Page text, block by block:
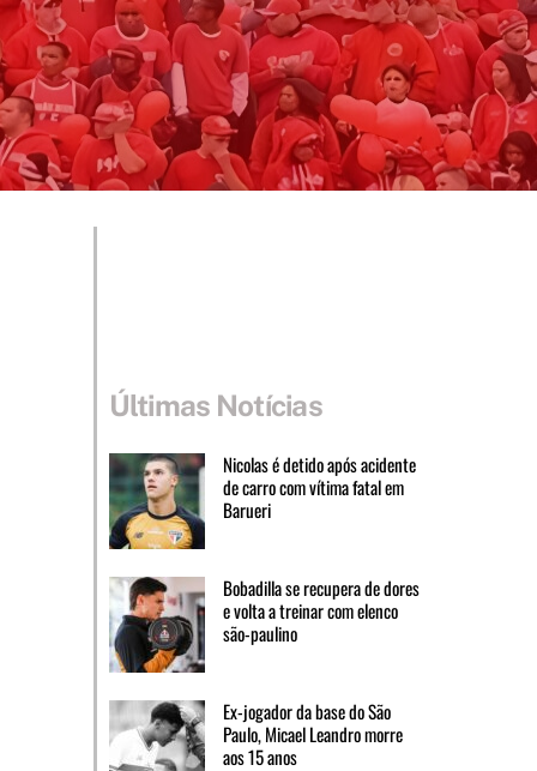
Últimas Notícias
Nicolas é detido após acidente
de carro com vítima fatal em
Barueri
Bobadilla se recupera de dores
e volta a treinar com elenco
são-paulino
Ex-jogador da base do São
Paulo, Micael Leandro morre
aos 15 anos